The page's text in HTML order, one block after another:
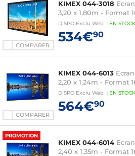
COMPARER
KIMEX 044-3018
3,20 x 1,80m - Format
DISPO Exclu Web : EN STOCK
534€90
COMPARER
KIMEX 044-6013
2,20 x 1,24m - Format
DISPO Exclu Web : EN STOCK
564€90
PROMOTION
KIMEX 044-6014
2,40 x 1,35m - Format